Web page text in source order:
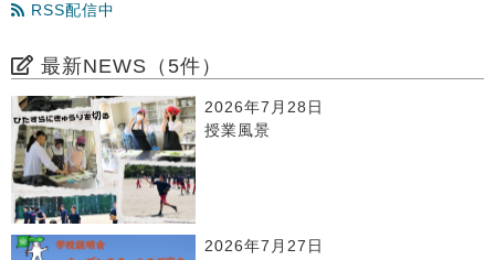
RSS配信中
最新NEWS（5件）
2026年7月28日
授業風景
2026年7月27日